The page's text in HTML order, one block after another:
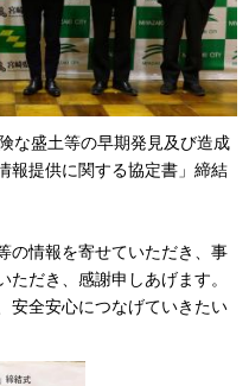
な盛土等の早期発見及び造成
報提供に関する協定書」締結
の情報を寄せていただき、事
だき、感謝申しあげます。
安全安心につなげていきたい